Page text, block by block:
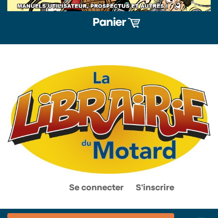
Panier
Se connecter S'inscrire